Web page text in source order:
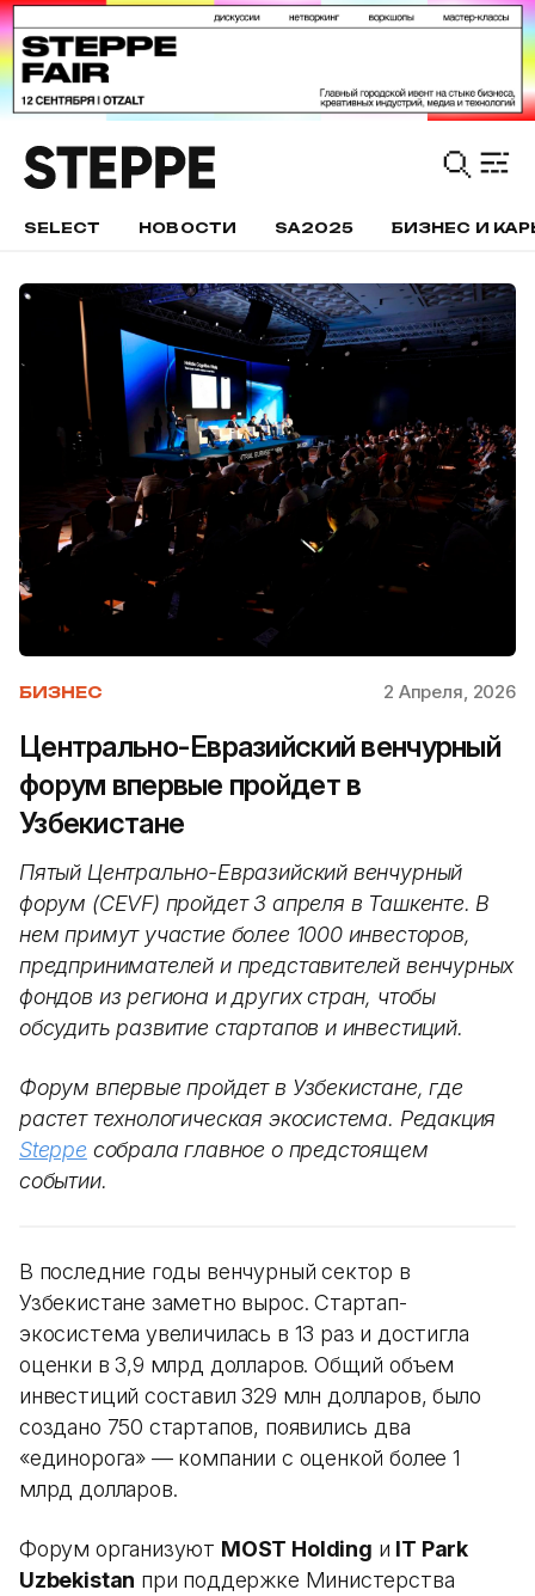
SELECT НОВОСТИ SA2025 БИЗНЕС И
БИЗНЕС 2 Апреля, 2026
Центрально-Евразийский венчурный
форум впервые пройдет в
Узбекистане
Пятый Центрально-Евразийский венчурный
форум (CEVF) пройдет 3 апреля в Ташкенте. В
нем примут участие более 1000 инвесторов,
предпринимателей и представителей венчурных
фондов из региона и других стран, чтобы
обсудить развитие стартапов и инвестиций.
Форум впервые пройдет в Узбекистане, где
растет технологическая экосистема. Редакция
Steppe собрала главное о предстоящем
событии.
В последние годы венчурный сектор в
Узбекистане заметно вырос. Стартап-
экосистема увеличилась в 13 раз и достигла
оценки в 3,9 млрд долларов. Общий объем
инвестиций составил 329 млн долларов, было
создано 750 стартапов, появились два
«единорога» — компании с оценкой более 1
млрд долларов.
Форум организуют MOST Holding и IT Park
Uzbekistan при поддержке Министерства